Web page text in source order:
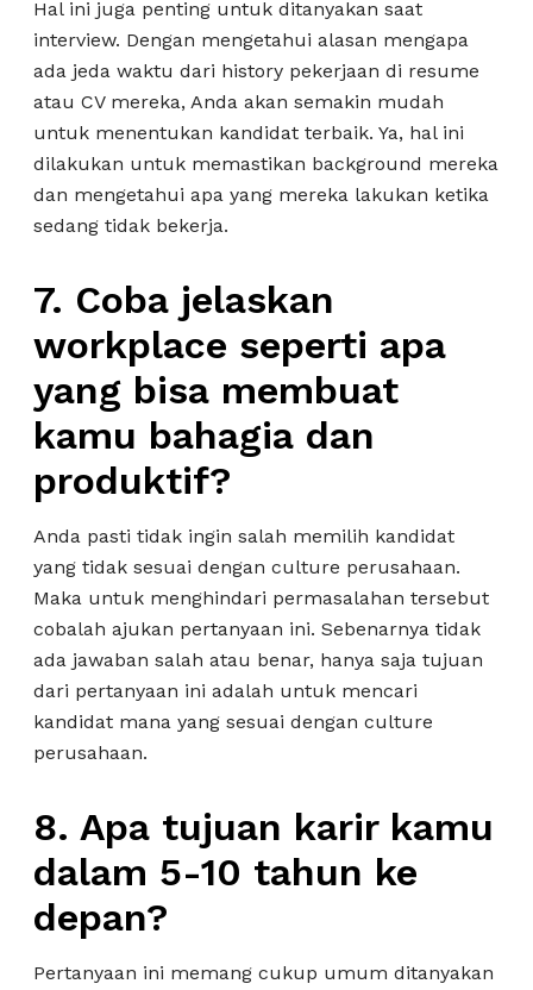
Hal ini juga penting untuk ditanyakan saat
interview. Dengan mengetahui alasan mengapa
ada jeda waktu dari history pekerjaan di resume
atau CV mereka, Anda akan semakin mudah
untuk menentukan kandidat terbaik. Ya, hal ini
dilakukan untuk memastikan background mereka
dan mengetahui apa yang mereka lakukan ketika
sedang tidak bekerja.
7. Coba jelaskan
workplace seperti apa
yang bisa membuat
kamu bahagia dan
produktif?
Anda pasti tidak ingin salah memilih kandidat
yang tidak sesuai dengan culture perusahaan.
Maka untuk menghindari permasalahan tersebut
cobalah ajukan pertanyaan ini. Sebenarnya tidak
ada jawaban salah atau benar, hanya saja tujuan
dari pertanyaan ini adalah untuk mencari
kandidat mana yang sesuai dengan culture
perusahaan.
8. Apa tujuan karir kamu
dalam 5-10 tahun ke
depan?
Pertanyaan ini memang cukup umum ditanyakan